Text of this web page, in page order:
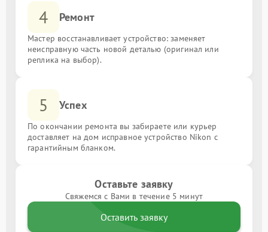
4 Ремонт
Мастер восстанавливает устройство: заменяет
неисправную часть новой деталью (оригинал или
реплика на выбор).
5 Успех
По окончании ремонта вы забираете или курьер
доставляет на дом исправное устройство Nikon с
гарантийным бланком.
Оставьте заявку
Свяжемся с Вами в течение 5 минут
Оставить заявку